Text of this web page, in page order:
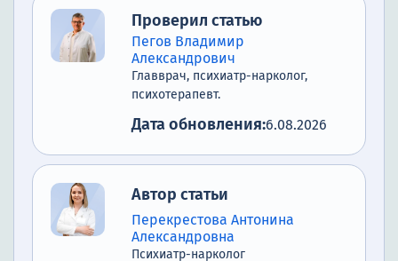
Проверил статью
Пегов Владимир
Александрович
Главврач, психиатр-нарколог,
психотерапевт.
Дата обновления:6.08.2026
Автор статьи
Перекрестова Антонина
Александровна
Психиатр-нарколог